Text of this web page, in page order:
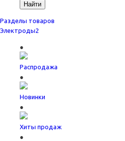
Найти
Разделы товаров
Электроды2
Распродажа
Новинки
Хиты продаж